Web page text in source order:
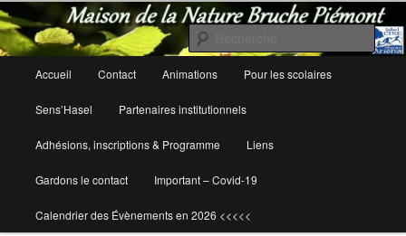
Aller
principal
Aller
secondaire
Accueil Contact Animations Pour les scolaires
Sens’Hasel Partenaires institutionnels
Adhésions, inscriptions & Programme Liens
Gardons le contact Important – Covid-19
Calendrier des Évènements en 2026 <<<<<